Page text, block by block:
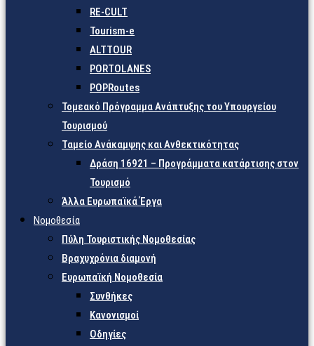
RE-CULT
Tourism-e
ALTTOUR
PORTOLANES
POPRoutes
Τομεακό Πρόγραμμα Ανάπτυξης του Υπουργείου
Τουρισμού
Ταμείο Ανάκαμψης και Ανθεκτικότητας
Δράση 16921 – Προγράμματα κατάρτισης στον
Τουρισμό
Άλλα Ευρωπαϊκά Έργα
Νομοθεσία
Πύλη Τουριστικής Νομοθεσίας
Βραχυχρόνια διαμονή
Ευρωπαϊκή Νομοθεσία
Συνθήκες
Κανονισμοί
Οδηγίες